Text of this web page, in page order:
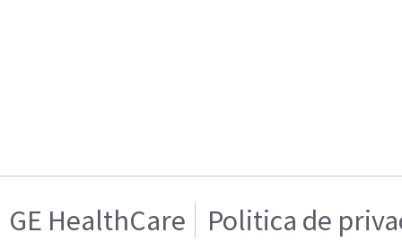
GE HealthCare Politica de